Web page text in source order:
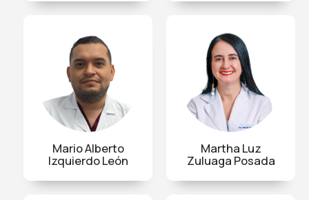
Mario Alberto
Izquierdo León
Martha Luz
Zuluaga Posada